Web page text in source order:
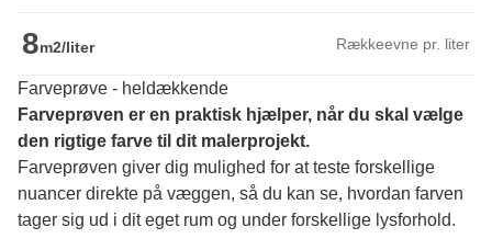
8m2/liter Rækkeevne pr. liter
Farveprøve - heldækkende
Farveprøven er en praktisk hjælper, når du skal vælge
den rigtige farve til dit malerprojekt.
Farveprøven giver dig mulighed for at teste forskellige
nuancer direkte på væggen, så du kan se, hvordan farven
tager sig ud i dit eget rum og under forskellige lysforhold.